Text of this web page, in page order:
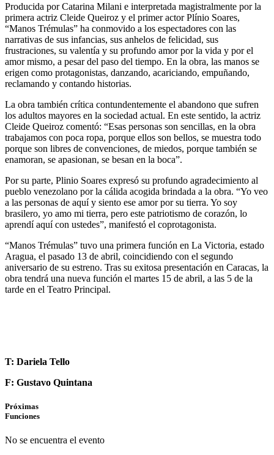
Producida por Catarina Milani e interpretada magistralmente por la
primera actriz Cleide Queiroz y el primer actor Plínio Soares,
“Manos Trémulas” ha conmovido a los espectadores con las
narrativas de sus infancias, sus anhelos de felicidad, sus
frustraciones, su valentía y su profundo amor por la vida y por el
amor mismo, a pesar del paso del tiempo. En la obra, las manos se
erigen como protagonistas, danzando, acariciando, empuñando,
reclamando y contando historias.
La obra también crítica contundentemente el abandono que sufren
los adultos mayores en la sociedad actual. En este sentido, la actriz
Cleide Queiroz comentó: “Esas personas son sencillas, en la obra
trabajamos con poca ropa, porque ellos son bellos, se muestra todo
porque son libres de convenciones, de miedos, porque también se
enamoran, se apasionan, se besan en la boca”.
Por su parte, Plinio Soares expresó su profundo agradecimiento al
pueblo venezolano por la cálida acogida brindada a la obra. “Yo veo
a las personas de aquí y siento ese amor por su tierra. Yo soy
brasilero, yo amo mi tierra, pero este patriotismo de corazón, lo
aprendí aquí con ustedes”, manifestó el coprotagonista.
“Manos Trémulas” tuvo una primera función en La Victoria, estado
Aragua, el pasado 13 de abril, coincidiendo con el segundo
aniversario de su estreno. Tras su exitosa presentación en Caracas, la
obra tendrá una nueva función el martes 15 de abril, a las 5 de la
tarde en el Teatro Principal.
T: Dariela Tello
F: Gustavo Quintana
Próximas
Funciones
No se encuentra el evento